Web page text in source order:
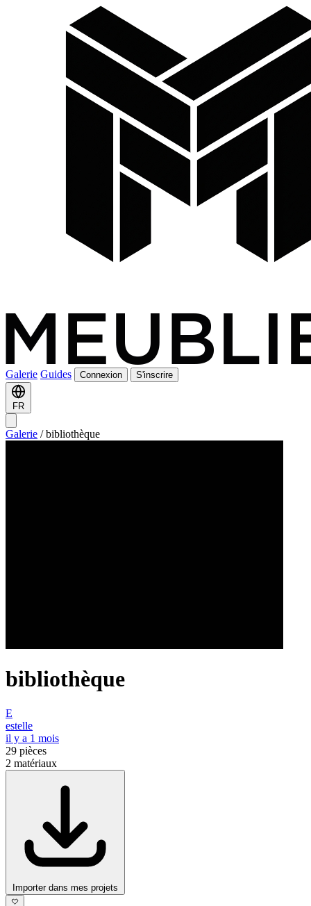
Galerie Guides Connexion S'inscrire
FR
Galerie / bibliothèque
bibliothèque
E
estelle
il y a 1 mois
29 pièces
2 matériaux
Importer dans mes projets